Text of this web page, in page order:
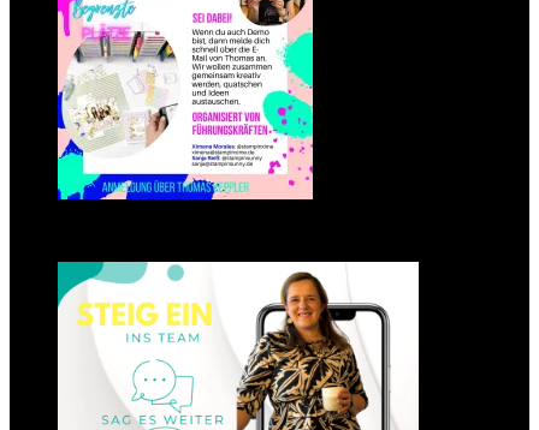
Einsteigen 2025 im Team
Stampin‘ Sunny
23. Januar 2025